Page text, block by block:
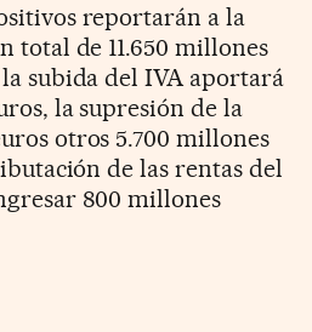
reportarán a la
total de 11.650 millones
subida del IVA aportará
la supresión de la
otros 5.700 millones
de las rentas del
800 millones